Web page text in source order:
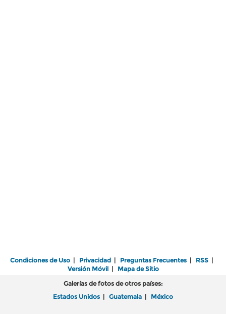
Condiciones de Uso | Privacidad | Preguntas Frecuentes | RSS |
Versión Móvil| Mapa de Sitio
Galerías de fotos de otros países:
Estados Unidos | Guatemala | México